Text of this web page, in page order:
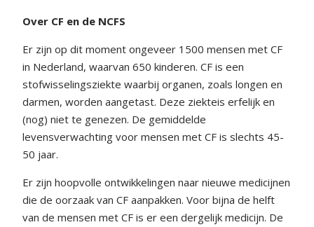
Over CF en de NCFS
Er zijn op dit moment ongeveer 1500 mensen met CF
in Nederland, waarvan 650 kinderen. CF is een
stofwisselingsziekte waarbij organen, zoals longen en
darmen, worden aangetast. Deze ziekteis erfelijk en
(nog) niet te genezen. De gemiddelde
levensverwachting voor mensen met CF is slechts 45-
50 jaar.
Er zijn hoopvolle ontwikkelingen naar nieuwe medicijnen
die de oorzaak van CF aanpakken. Voor bijna de helft
van de mensen met CF is er een dergelijk medicijn. De